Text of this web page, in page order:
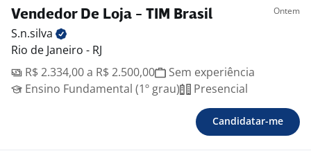
Vendedor De Loja - TIM Brasil Ontem
S.n.silva
Rio de Janeiro - RJ
R$ 2.334,00 a R$ 2.500,00
Sem experiência
Ensino Fundamental (1º grau)
Presencial
Candidatar-me